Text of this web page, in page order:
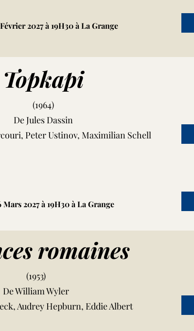
2027 à 19H30 à La Grange
Topkapi
(1964)
De Jules Dassin
Peter Ustinov, Maximilian Schell
2027 à 19H30 à La Grange
romaines
(1953)
De William Wyler
Audrey Hepburn, Eddie Albert